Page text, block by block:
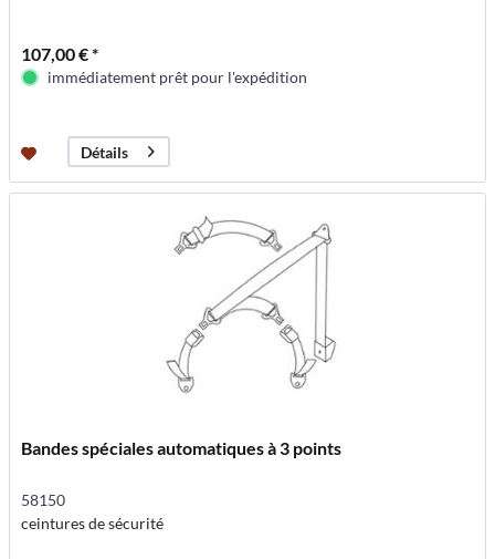
107,00 € *
immédiatement prêt pour l'expédition
Détails
Bandes spéciales automatiques à 3 points
58150
ceintures de sécurité